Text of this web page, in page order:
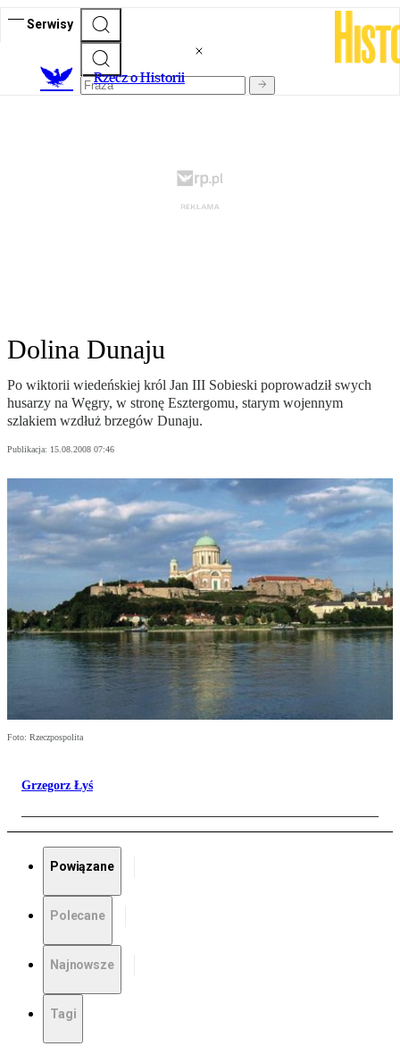
Serwisy
Rzecz o Historii
Dolina Dunaju
Po wiktorii wiedeńskiej król Jan III Sobieski poprowadził swych
husarzy na Węgry, w stronę Esztergomu, starym wojennym
szlakiem wzdłuż brzegów Dunaju.
Publikacja: 15.08.2008 07:46
Foto: Rzeczpospolita
Grzegorz Łyś
Powiązane
Polecane
Najnowsze
Tagi